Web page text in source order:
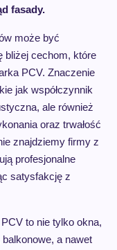
fasady.
może być
bliżej cechom, które
PCV. Znaczenie
jak współczynnik
ale również
oraz trwałość
znajdziemy firmy z
profesjonalne
satysfakcję z
to nie tylko okna,
a nawet